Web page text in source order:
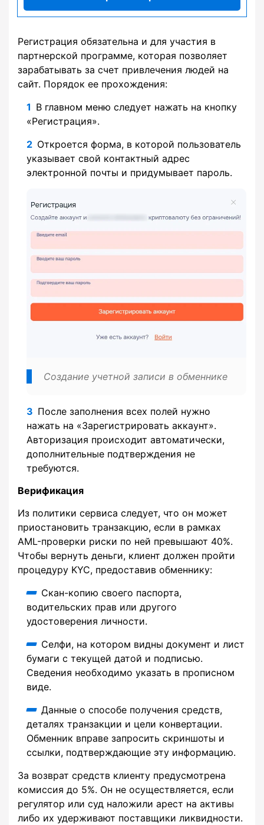
Регистрация обязательна и для участия в
партнерской программе, которая позволяет
зарабатывать за счет привлечения людей на
сайт. Порядок ее прохождения:
В главном меню следует нажать на кнопку
«Регистрация».
Откроется форма, в которой пользователь
указывает свой контактный адрес
электронной почты и придумывает пароль.
Создание учетной записи в обменнике
После заполнения всех полей нужно
нажать на «Зарегистрировать аккаунт».
Авторизация происходит автоматически,
дополнительные подтверждения не
требуются.
Верификация
Из политики сервиса следует, что он может
приостановить транзакцию, если в рамках
AML-проверки риски по ней превышают 40%.
Чтобы вернуть деньги, клиент должен пройти
процедуру KYC, предоставив обменнику:
Скан-копию своего паспорта,
водительских прав или другого
удостоверения личности.
Селфи, на котором видны документ и лист
бумаги с текущей датой и подписью.
Сведения необходимо указать в прописном
виде.
Данные о способе получения средств,
деталях транзакции и цели конвертации.
Обменник вправе запросить скриншоты и
ссылки, подтверждающие эту информацию.
За возврат средств клиенту предусмотрена
комиссия до 5%. Он не осуществляется, если
регулятор или суд наложили арест на активы
либо их удерживают поставщики ликвидности.